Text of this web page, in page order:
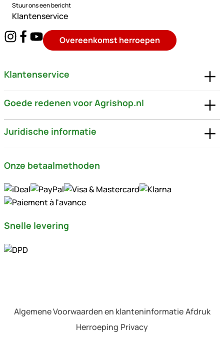
Stuur ons een bericht
Klantenservice
Overeenkomst herroepen
Klantenservice
Goede redenen voor Agrishop.nl
Juridische informatie
Onze betaalmethoden
Snelle levering
Algemene Voorwaarden en klanteninformatie Afdruk
Herroeping Privacy